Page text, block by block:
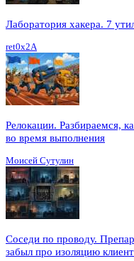
Лаборатория хакера. 7
ret0x2A
Релокации. Разбираемся,
во время выполнения
Моисей Сутулин
Соседи по проводу.
забыл про изоляцию